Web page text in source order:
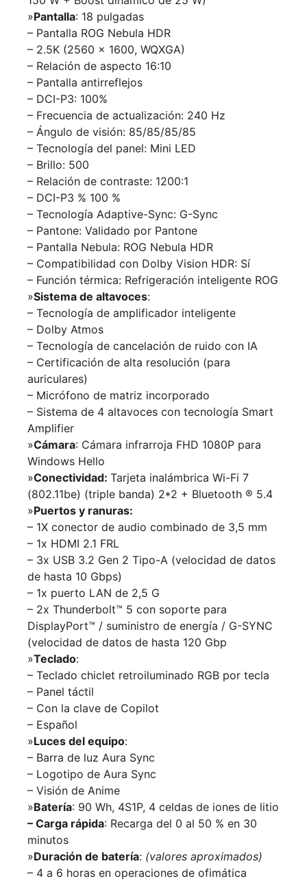
»Pantalla: 18 pulgadas
– Pantalla ROG Nebula HDR
– 2.5K (2560 x 1600, WQXGA)
– Relación de aspecto 16:10
– Pantalla antirreflejos
– DCI-P3: 100%
– Frecuencia de actualización: 240 Hz
– Ángulo de visión: 85/85/85/85
– Tecnología del panel: Mini LED
– Brillo: 500
– Relación de contraste: 1200:1
– DCI-P3 % 100 %
– Tecnología Adaptive-Sync: G-Sync
– Pantone: Validado por Pantone
– Pantalla Nebula: ROG Nebula HDR
– Compatibilidad con Dolby Vision HDR: Sí
– Función térmica: Refrigeración inteligente ROG
»Sistema de altavoces:
– Tecnología de amplificador inteligente
– Dolby Atmos
– Tecnología de cancelación de ruido con IA
– Certificación de alta resolución (para
auriculares)
– Micrófono de matriz incorporado
– Sistema de 4 altavoces con tecnología Smart
Amplifier
»Cámara: Cámara infrarroja FHD 1080P para
Windows Hello
»Conectividad: Tarjeta inalámbrica Wi-Fi 7
(802.11be) (triple banda) 2*2 + Bluetooth ® 5.4
»Puertos y ranuras:
– 1X conector de audio combinado de 3,5 mm
– 1x HDMI 2.1 FRL
– 3x USB 3.2 Gen 2 Tipo-A (velocidad de datos
de hasta 10 Gbps)
– 1x puerto LAN de 2,5 G
– 2x Thunderbolt™ 5 con soporte para
DisplayPort™ / suministro de energía / G-SYNC
(velocidad de datos de hasta 120 Gbp
»Teclado:
– Teclado chiclet retroiluminado RGB por tecla
– Panel táctil
– Con la clave de Copilot
– Español
»Luces del equipo:
– Barra de luz Aura Sync
– Logotipo de Aura Sync
– Visión de Anime
»Batería: 90 Wh, 4S1P, 4 celdas de iones de litio
– Carga rápida: Recarga del 0 al 50 % en 30
minutos
»Duración de batería: (valores aproximados)
– 4 a 6 horas en operaciones de ofimática